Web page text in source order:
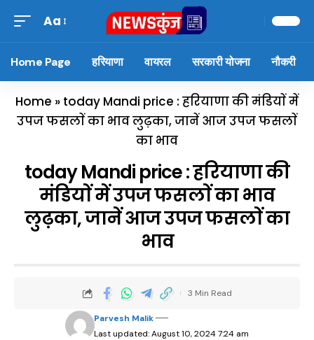
Aa
Home Page हरियाणा वायरल सरकारी योजना नौकरी
Home » today Mandi price : हरियाणा की मंडियाें में
उपज फसलाें का भाव लुढ़का, जानें आज उपज फसलाें
का भाव
today Mandi price : हरियाणा की
मंडियाें में उपज फसलाें का भाव
लुढ़का, जानें आज उपज फसलाें का
भाव
Last updated: August 10, 2024 7:24 am
Parvesh Malik
3 Min Read